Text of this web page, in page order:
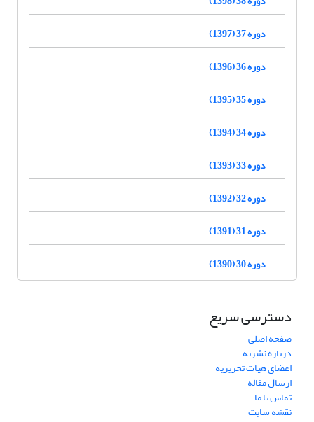
دوره 37 (1397)
دوره 36 (1396)
دوره 35 (1395)
دوره 34 (1394)
دوره 33 (1393)
دوره 32 (1392)
دوره 31 (1391)
دوره 30 (1390)
دسترسی سریع
صفحه اصلی
درباره نشریه
اعضای هیات تحریریه
ارسال مقاله
تماس با ما
نقشه سایت